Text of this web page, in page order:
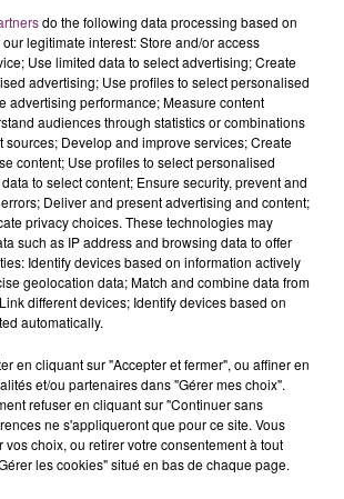
La Bulle - Guinguette éphémère
de Frelinghien !
éclipse solaire du 12 Août 2026
do the following data processing based on
legitimate interest: Store and/or access
Use limited data to select advertising; Create
advertising; Use profiles to select personalised
advertising performance; Measure content
audiences through statistics or combinations
sources; Develop and improve services; Create
content; Use profiles to select personalised
to select content; Ensure security, prevent and
Deliver and present advertising and content;
privacy choices. These technologies may
such as IP address and browsing data to offer
Identify devices based on information actively
geolocation data; Match and combine data from
different devices; Identify devices based on
automatically.
en cliquant sur "Accepter et fermer", ou affiner en
et/ou partenaires dans "Gérer mes choix".
refuser en cliquant sur "Continuer sans
ne s'appliqueront que pour ce site. Vous
vos choix, ou retirer votre consentement à tout
les cookies" situé en bas de chaque page.